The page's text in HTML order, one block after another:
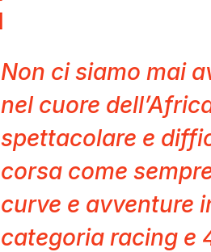
Non ci siamo mai
nel cuore
spettacolare e
corsa come
curve e avventure
categoria racing e